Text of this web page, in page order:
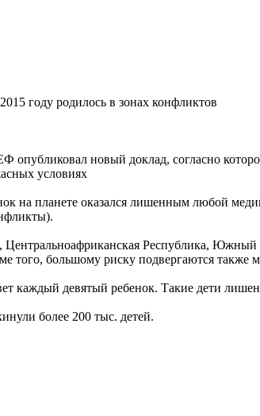
году родилось в зонах конфликтов
новый доклад, согласно
условиях
планете оказался лишенным любой
Республика, Южный
того, большому риску подвергаются также
каждый девятый ребенок. Такие дети
более 200 тыс. детей.